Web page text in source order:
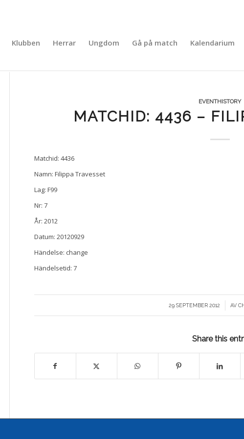
Klubben Herrar Ungdom Gå på match Kalendarium
EVENTHISTORY
MATCHID: 4436 –
Matchid: 4436
Namn: Filippa Travesset
Lag: F99
Nr: 7
År: 2012
Datum: 20120929
Händelse: change
Händelsetid: 7
29 SEPTEMBER 2012
/ AV
Share this